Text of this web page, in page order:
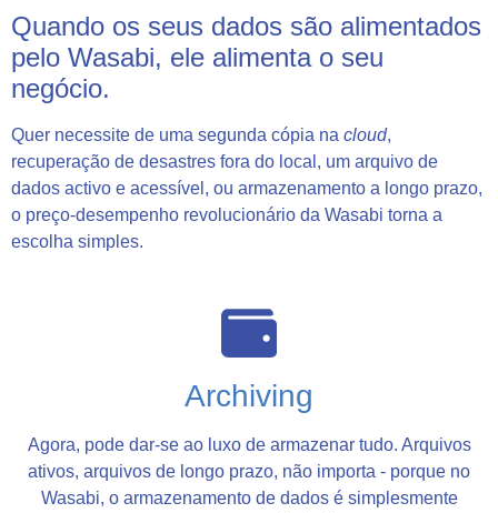
Quando os seus dados são alimentados
pelo Wasabi, ele alimenta o seu
negócio.
Quer necessite de uma segunda cópia na cloud,
recuperação de desastres fora do local, um arquivo de
dados activo e acessível, ou armazenamento a longo prazo,
o preço-desempenho revolucionário da Wasabi torna a
escolha simples.
Archiving
Agora, pode dar-se ao luxo de armazenar tudo. Arquivos
ativos, arquivos de longo prazo, não importa - porque no
Wasabi, o armazenamento de dados é simplesmente